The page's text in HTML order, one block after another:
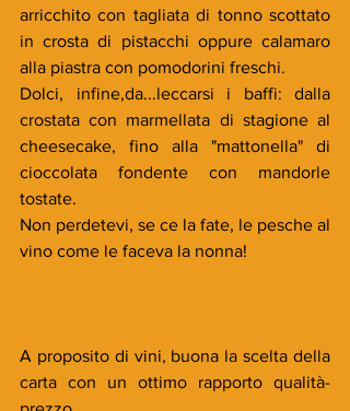
arricchito con tagliata di tonno scottato
in crosta di pistacchi oppure calamaro
alla piastra con pomodorini freschi.
Dolci, infine,da...leccarsi i baffi: dalla
crostata con marmellata di stagione al
cheesecake, fino alla "mattonella" di
cioccolata fondente con mandorle
tostate.
Non perdetevi, se ce la fate, le pesche al
vino come le faceva la nonna!
A proposito di vini, buona la scelta della
carta con un ottimo rapporto qualità-